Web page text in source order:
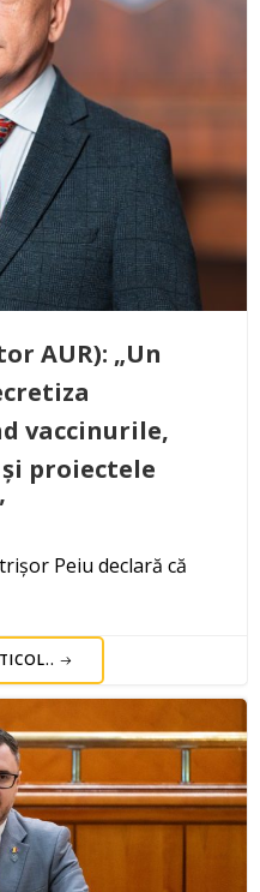
AUR): „Un
vaccinurile,
proiectele
Peiu declară că